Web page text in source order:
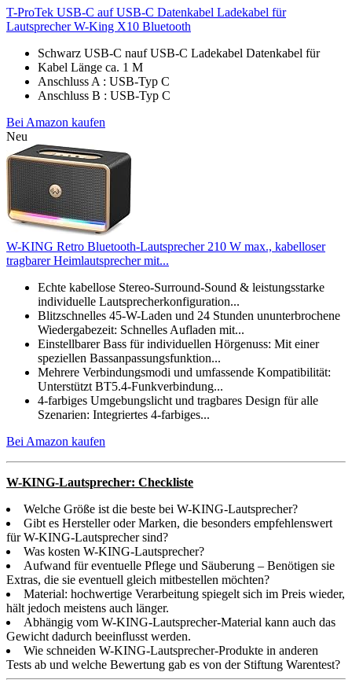
T-ProTek USB-C auf USB-C Datenkabel Ladekabel für
Lautsprecher W-King X10 Bluetooth
Schwarz USB-C nauf USB-C Ladekabel Datenkabel für
Kabel Länge ca. 1 M
Anschluss A : USB-Typ C
Anschluss B : USB-Typ C
Bei Amazon kaufen
Neu
W-KING Retro Bluetooth-Lautsprecher 210 W max., kabelloser
tragbarer Heimlautsprecher mit...
Echte kabellose Stereo-Surround-Sound & leistungsstarke
individuelle Lautsprecherkonfiguration...
Blitzschnelles 45-W-Laden und 24 Stunden ununterbrochene
Wiedergabezeit: Schnelles Aufladen mit...
Einstellbarer Bass für individuellen Hörgenuss: Mit einer
speziellen Bassanpassungsfunktion...
Mehrere Verbindungsmodi und umfassende Kompatibilität:
Unterstützt BT5.4-Funkverbindung...
4-farbiges Umgebungslicht und tragbares Design für alle
Szenarien: Integriertes 4-farbiges...
Bei Amazon kaufen
W-KING-Lautsprecher: Checkliste
Welche Größe ist die beste bei W-KING-Lautsprecher?
Gibt es Hersteller oder Marken, die besonders empfehlenswert
für W-KING-Lautsprecher sind?
Was kosten W-KING-Lautsprecher?
Aufwand für eventuelle Pflege und Säuberung – Benötigen sie
Extras, die sie eventuell gleich mitbestellen möchten?
Material: hochwertige Verarbeitung spiegelt sich im Preis wieder,
hält jedoch meistens auch länger.
Abhängig vom W-KING-Lautsprecher-Material kann auch das
Gewicht dadurch beeinflusst werden.
Wie schneiden W-KING-Lautsprecher-Produkte in anderen
Tests ab und welche Bewertung gab es von der Stiftung Warentest?